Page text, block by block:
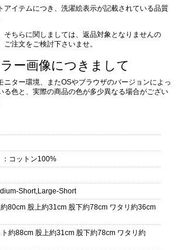
アイテムにつき、洗濯絵表示が記載されている品質
そちらに関しましては、返品対象となりませんの
注文をご検討下さいませ。
ー画像につきまして
ター環境、またOSやブラウザのバージョンによっ
る色と、実際の商品の色が多少異なる場合がござい
：コットン100%
Short,Large-Short
80cm 股上約31cm 股下約78cm ワタリ約36cm
ト約88cm 股上約31cm 股下約78cm ワタリ約